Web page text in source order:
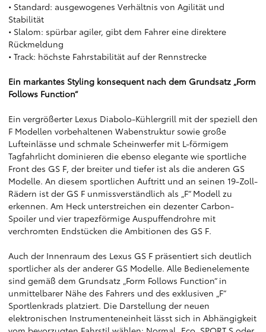
• Standard: ausgewogenes Verhältnis von Agilität und
Stabilität
• Slalom: spürbar agiler, gibt dem Fahrer eine direktere
Rückmeldung
• Track: höchste Fahrstabilität auf der Rennstrecke
Ein markantes Styling konsequent nach dem Grundsatz „Form
Follows Function“
Ein vergrößerter Lexus Diabolo-Kühlergrill mit der speziell den
F Modellen vorbehaltenen Wabenstruktur sowie große
Lufteinlässe und schmale Scheinwerfer mit L-förmigem
Tagfahrlicht dominieren die ebenso elegante wie sportliche
Front des GS F, der breiter und tiefer ist als die anderen GS
Modelle. An diesem sportlichen Auftritt und an seinen 19-Zoll-
Rädern ist der GS F unmissverständlich als „F“ Modell zu
erkennen. Am Heck unterstreichen ein dezenter Carbon-
Spoiler und vier trapezförmige Auspuffendrohre mit
verchromten Endstücken die Ambitionen des GS F.
Auch der Innenraum des Lexus GS F präsentiert sich deutlich
sportlicher als der anderer GS Modelle. Alle Bedienelemente
sind gemäß dem Grundsatz „Form Follows Function“ in
unmittelbarer Nähe des Fahrers und des exklusiven „F“
Sportlenkrads platziert. Die Darstellung der neuen
elektronischen Instrumenteneinheit lässt sich in Abhängigkeit